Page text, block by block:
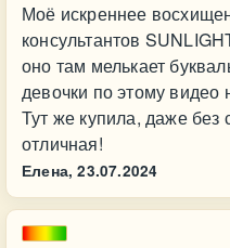
Моё искреннее
консультантов
оно там мелькает
девочки по этому
Тут же купила, даже без
отличная!
Елена, 23.07.2024